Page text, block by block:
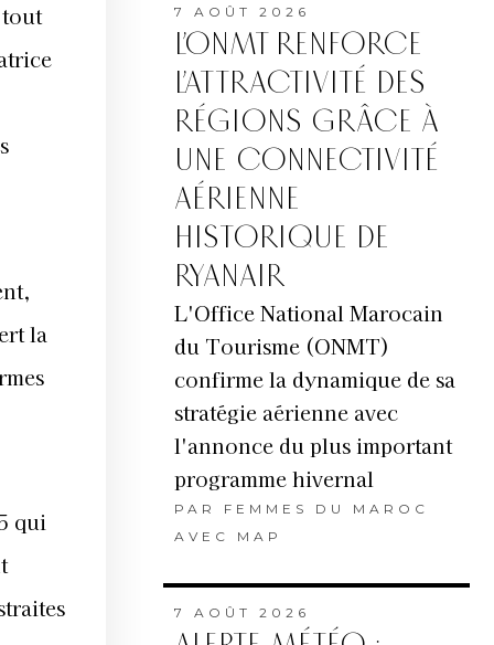
la
qui
7 AOÛT 2026
L’ONMT RENFORCE
L’ATTRACTIVITÉ DES
RÉGIONS GRÂCE À
UNE CONNECTIVITÉ
AÉRIENNE
HISTORIQUE DE
RYANAIR
L'Office National Marocain
du Tourisme (ONMT)
confirme la dynamique de sa
stratégie aérienne avec
l'annonce du plus important
programme hivernal
PAR FEMMES DU MAROC
AVEC MAP
7 AOÛT 2026